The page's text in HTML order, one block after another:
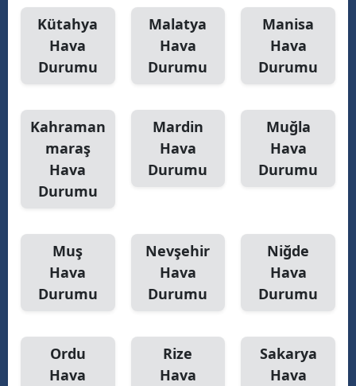
Kütahya
Hava
Durumu
Malatya
Hava
Durumu
Manisa
Hava
Durumu
Kahraman
maraş
Hava
Durumu
Mardin
Hava
Durumu
Muğla
Hava
Durumu
Muş
Hava
Durumu
Nevşehir
Hava
Durumu
Niğde
Hava
Durumu
Ordu
Hava
Rize
Hava
Sakarya
Hava